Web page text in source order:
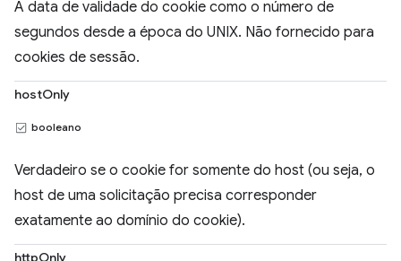
A data de validade do cookie como o número de
segundos desde a época do UNIX. Não fornecido para
cookies de sessão.
hostOnly
booleano
Verdadeiro se o cookie for somente do host (ou seja, o
host de uma solicitação precisa corresponder
exatamente ao domínio do cookie).
httpOnly